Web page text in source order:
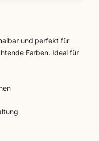
und perfekt für
Farben. Ideal für